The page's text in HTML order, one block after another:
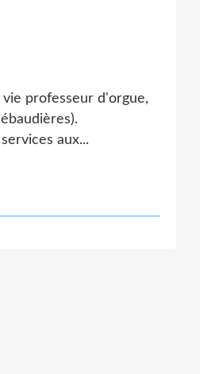
professeur d'orgue,
aux...